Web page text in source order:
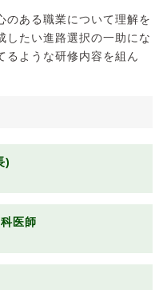
のある職業について理解を
したい進路選択の一助にな
るような研修内容を組ん
)
医師